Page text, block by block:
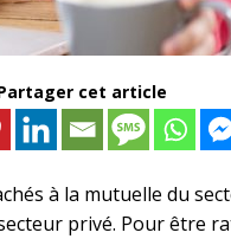
cet article
à la mutuelle du
privé. Pour être